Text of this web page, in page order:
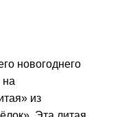
новогоднего
на
из